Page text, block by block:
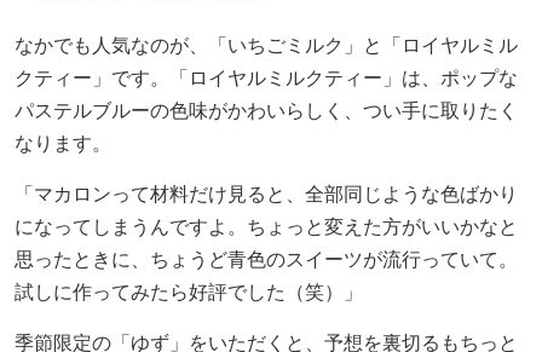
なかでも人気なのが、「いちごミルク」と「ロイヤルミル
クティー」です。「ロイヤルミルクティー」は、ポップな
パステルブルーの色味がかわいらしく、つい手に取りたく
なります。
「マカロンって材料だけ見ると、全部同じような色ばかり
になってしまうんですよ。ちょっと変えた方がいいかなと
思ったときに、ちょうど青色のスイーツが流行っていて。
試しに作ってみたら好評でした（笑）」
季節限定の「ゆず」をいただくと、予想を裏切るもちっと